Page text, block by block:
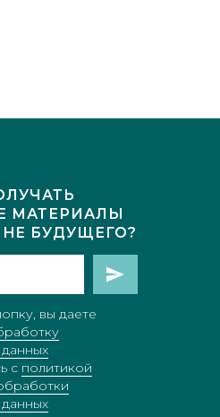
МАТЕРИАЛЫ
БУДУЩЕГО?
вы даете
c политикой